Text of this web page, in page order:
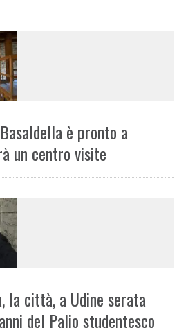
è pronto a
un centro visite
la città, a Udine serata
del Palio studentesco